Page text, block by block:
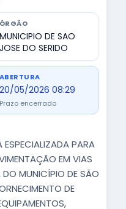
ÓRGÃO
MUNICIPIO DE SAO
JOSE DO SERIDO
ABERTURA
20/05/2026 08:29
Prazo encerrado
PARA
EM VIAS
MUNICÍPIO DE SÃO
DE